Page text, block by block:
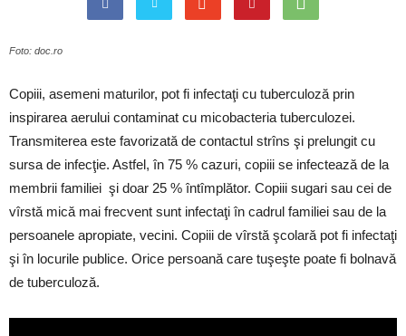
Foto: doc.ro
Copiii, asemeni maturilor, pot fi infectaţi cu tuberculoză prin
inspirarea aerului contaminat cu micobacteria tuberculozei.
Transmiterea este favorizată de contactul strîns şi prelungit cu
sursa de infecţie. Astfel, în 75 % cazuri, copiii se infectează de la
membrii familiei şi doar 25 % întîmplător. Copiii sugari sau cei de
vîrstă mică mai frecvent sunt infectaţi în cadrul familiei sau de la
persoanele apropiate, vecini. Copiii de vîrstă şcolară pot fi infectaţi
şi în locurile publice. Orice persoană care tuşeşte poate fi bolnavă
de tuberculoză.